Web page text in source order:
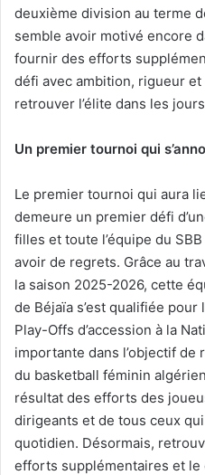
deuxième division au terme
semble avoir motivé encore
fournir des efforts
défi avec ambition, rigueur
retrouver l’élite dans les
Un premier tournoi qui
Le premier tournoi qui aura
demeure un premier défi
filles et toute l’équipe du
avoir de regrets. Grâce au
la saison 2025-2026, cette
de Béjaïa s’est qualifiée
Play-Offs d’accession à la
importante dans l’objectif de
du basketball féminin
résultat des efforts des
dirigeants et de tous ceux
quotidien. Désormais,
efforts supplémentaires et le